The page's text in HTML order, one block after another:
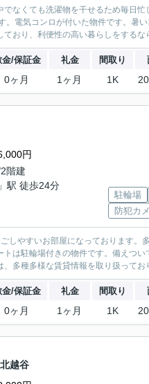
なくても洗濯物を干せるため毎日
電気コンロが付いた物件です。暑
おり、利便性の高い暮らしをする
金/保証金 礼金 間取り
0ヶ月 1ヶ月 1K
円
階建
」駅 徒歩24分
駐輪場
防犯カ
しやすいお部屋になっております。
は駐輪場付きの物件です。備えつ
多種多様な賃貸情報を取り扱ってお
金/保証金 礼金 間取り
0ヶ月 1ヶ月 1K
越谷